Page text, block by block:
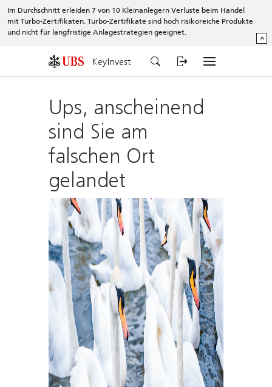
Im Durchschnitt erleiden 7 von 10 Kleinanlegern Verluste beim Handel
mit Turbo-Zertifikaten. Turbo-Zertifikate sind hoch risikoreiche Produkte
und nicht für langfristige Anlagestrategien geeignet.
^
KeyInvest
Ups, anscheinend
sind Sie am
falschen Ort
gelandet